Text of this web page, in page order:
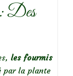
Des
les fourmis
par la plante